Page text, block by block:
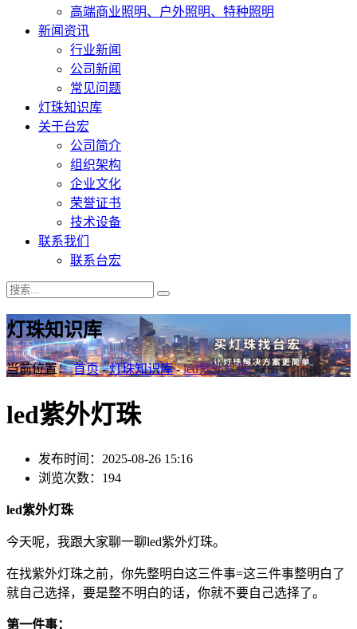
高端商业照明、户外照明、特种照明
新闻资讯
行业新闻
公司新闻
常见问题
灯珠知识库
关于台宏
公司简介
组织架构
企业文化
荣誉证书
技术设备
联系我们
联系台宏
灯珠知识库
当前位置：首页-灯珠知识库-led紫外灯珠
led紫外灯珠
发布时间：2025-08-26 15:16
浏览次数：194
led紫外灯珠
今天呢，我跟大家聊一聊led紫外灯珠。
在找紫外灯珠之前，你先整明白这三件事=这三件事整明白了
就自己选择，要是整不明白的话，你就不要自己选择了。
第一件事：